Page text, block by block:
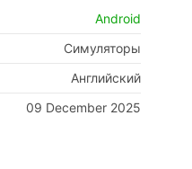
Android
Симуляторы
Английский
09 December 2025